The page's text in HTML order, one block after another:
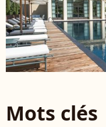
Mots clés